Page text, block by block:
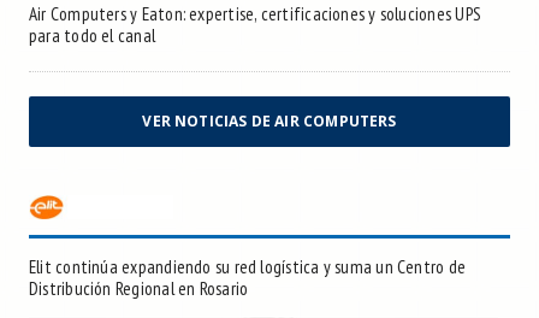
Air Computers y Eaton: expertise, certificaciones y soluciones UPS
para todo el canal
VER NOTICIAS DE AIR COMPUTERS
Elit continúa expandiendo su red logística y suma un Centro de
Distribución Regional en Rosario